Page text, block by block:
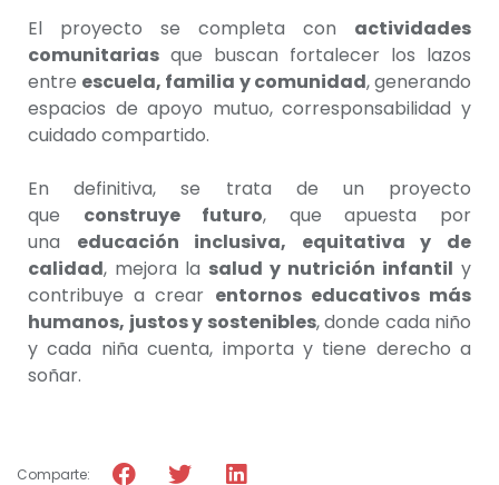
El proyecto se completa con actividades
comunitarias que buscan fortalecer los lazos
entre escuela, familia y comunidad, generando
espacios de apoyo mutuo, corresponsabilidad y
cuidado compartido.
En definitiva, se trata de un proyecto
que construye futuro, que apuesta por
una educación inclusiva, equitativa y de
calidad, mejora la salud y nutrición infantil y
contribuye a crear entornos educativos más
humanos, justos y sostenibles, donde cada niño
y cada niña cuenta, importa y tiene derecho a
soñar.
Comparte: